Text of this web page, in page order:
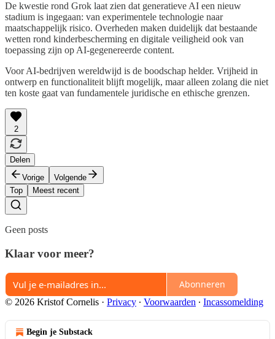
De kwestie rond Grok laat zien dat generatieve AI een nieuw
stadium is ingegaan: van experimentele technologie naar
maatschappelijk risico. Overheden maken duidelijk dat bestaande
wetten rond kinderbescherming en digitale veiligheid ook van
toepassing zijn op AI-gegenereerde content.
Voor AI-bedrijven wereldwijd is de boodschap helder. Vrijheid in
ontwerp en functionaliteit blijft mogelijk, maar alleen zolang die niet
ten koste gaat van fundamentele juridische en ethische grenzen.
2
Delen
Vorige
Volgende
Top
Meest recent
Geen posts
Klaar voor meer?
Abonneren
© 2026 Kristof Cornelis · Privacy ∙ Voorwaarden ∙ Incassomelding
Begin je Substack